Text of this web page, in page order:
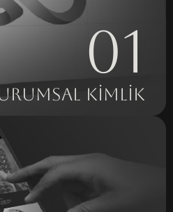
01
KİMLİK